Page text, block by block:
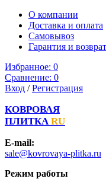
О компании
Доставка и оплата
Самовывоз
Гарантия и возврат
Избранное: 0
Сравнение: 0
Вход /Регистрация
КОВРОВАЯ
ПЛИТКА RU
E-mail:
sale@kovrovaya-plitka.ru
Режим работы